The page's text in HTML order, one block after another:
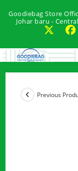
Goodiebag Store
Johar baru -
Previous